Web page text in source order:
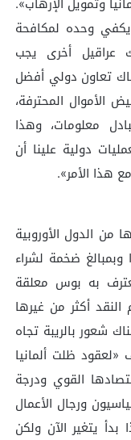
يكفي وحده لمكافحة
عراقيل أخرى يجب
تعاون دولي أفضل
الأموال المحترفة،
معلومات، وهذا
دولية علينا أن
هذا الأمر».
من الدول الأوروبية
وبمبالغ ضخمة لشراء
به بوس معلقة
أكثر من غيرها
شعور بالريبة تجاه
«لعقود ظلت ألمانيا
القوي ودرجة
ورجال الأعمال
يتغير الآن ولكن